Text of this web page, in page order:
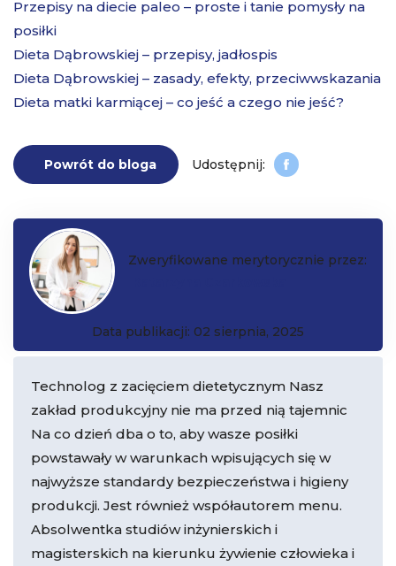
Przepisy na diecie paleo – proste i tanie pomysły na
posiłki
Dieta Dąbrowskiej – przepisy, jadłospis
Dieta Dąbrowskiej – zasady, efekty, przeciwwskazania
Dieta matki karmiącej – co jeść a czego nie jeść?
Powrót do bloga
Zweryfikowane merytorycznie przez:
Data publikacji: 02 sierpnia, 2025
Technolog z zacięciem dietetycznym Nasz
zakład produkcyjny nie ma przed nią tajemnic
Na co dzień dba o to, aby wasze posiłki
powstawały w warunkach wpisujących się w
najwyższe standardy bezpieczeństwa i higieny
produkcji. Jest również współautorem menu.
Absolwentka studiów inżynierskich i
magisterskich na kierunku żywienie człowieka i